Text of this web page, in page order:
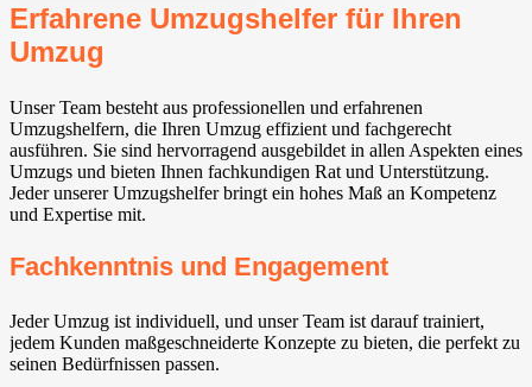
Erfahrene Umzugshelfer für Ihren
Umzug
Unser Team besteht aus professionellen und erfahrenen
Umzugshelfern, die Ihren Umzug effizient und fachgerecht
ausführen. Sie sind hervorragend ausgebildet in allen Aspekten eines
Umzugs und bieten Ihnen fachkundigen Rat und Unterstützung.
Jeder unserer Umzugshelfer bringt ein hohes Maß an Kompetenz
und Expertise mit.
Fachkenntnis und Engagement
Jeder Umzug ist individuell, und unser Team ist darauf trainiert,
jedem Kunden maßgeschneiderte Konzepte zu bieten, die perfekt zu
seinen Bedürfnissen passen.